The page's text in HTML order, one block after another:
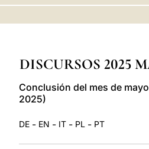
DISCURSOS 2025
Conclusión del mes de
2025)
DE - EN - IT - PL - PT